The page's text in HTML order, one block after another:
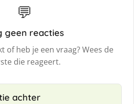
💬
geen reacties
of heb je een vraag? Wees de
die reageert.
achter